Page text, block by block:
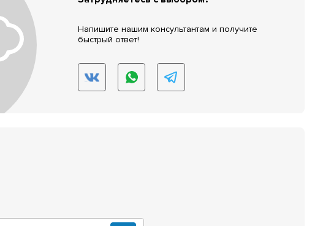
Напишите нашим консультантам и получите
быстрый ответ!